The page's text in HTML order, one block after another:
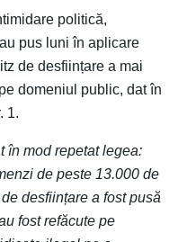
politică,
pus luni în aplicare
de desființare a mai
domeniul public, dat în
1.
în mod repetat legea:
de peste 13.000 de
desființare a fost pusă
fost refăcute pe